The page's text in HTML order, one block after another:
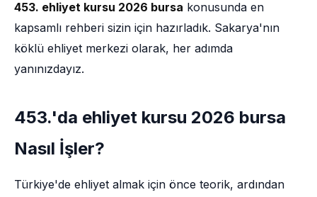
453. ehliyet kursu 2026 bursa konusunda en
kapsamlı rehberi sizin için hazırladık. Sakarya'nın
köklü ehliyet merkezi olarak, her adımda
yanınızdayız.
453.'da ehliyet kursu 2026 bursa
Nasıl İşler?
Türkiye'de ehliyet almak için önce teorik, ardından